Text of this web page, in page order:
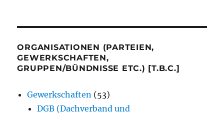
ORGANISATIONEN (PARTEIEN,
GEWERKSCHAFTEN,
GRUPPEN/BÜNDNISSE ETC.) [T.B.C.]
Gewerkschaften (53)
DGB (Dachverband und